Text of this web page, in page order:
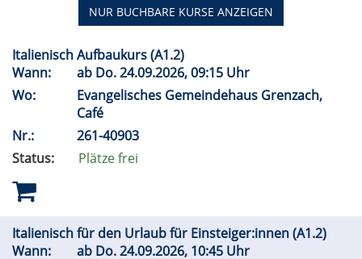
NUR BUCHBARE KURSE ANZEIGEN
Italienisch Aufbaukurs (A1.2)
Wann:
ab Do.24.09.2026, 09:15 Uhr
Wo:
Evangelisches Gemeindehaus Grenzach,
Café
Nr.:
261-40903
Status:
Plätze frei
Italienisch für den Urlaub für Einsteiger:innen (A1.2)
Wann:
ab Do.24.09.2026, 10:45 Uhr